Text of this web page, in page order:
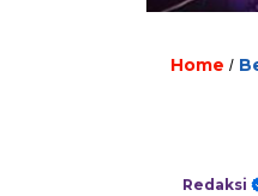
Home /
Redaksi